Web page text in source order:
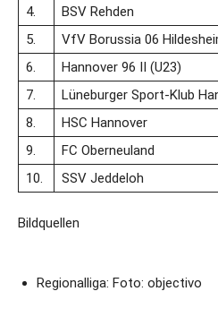
4.
BSV Rehden
5.
VfV Borussia 06
6.
Hannover 96 II (U23)
7.
Lüneburger Sport-Klub
8.
HSC Hannover
9.
FC Oberneuland
10.
SSV Jeddeloh
Bildquellen
Regionalliga: Foto: objectivo